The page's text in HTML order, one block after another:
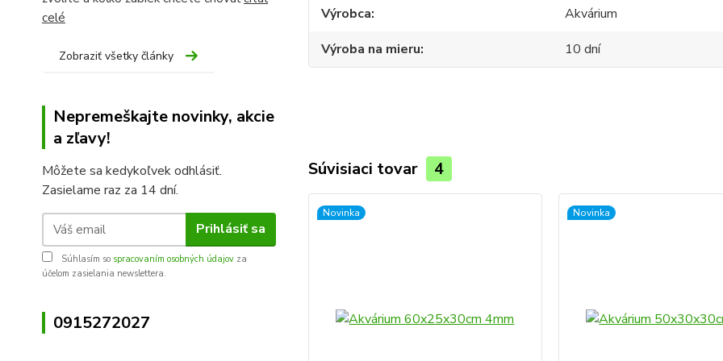
celé
Zobraziť všetky články
Nepremeškajte novinky, akcie
a zľavy!
Môžete sa kedykoľvek odhlásiť.
Zasielame raz za 14 dní.
Prihlásiť sa
Súhlasím so spracovaním osobných údajov za
účelom zasielania newslettera.
0915272027
Výrobca
Akvárium
Výroba na mieru
10 dní
Súvisiaci tovar 4
Novinka Novinka